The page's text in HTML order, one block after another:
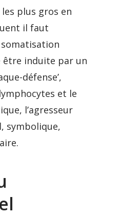
plus gros en
il faut
somatisation
être induite par un
défense’,
et le
l’agresseur
symbolique,